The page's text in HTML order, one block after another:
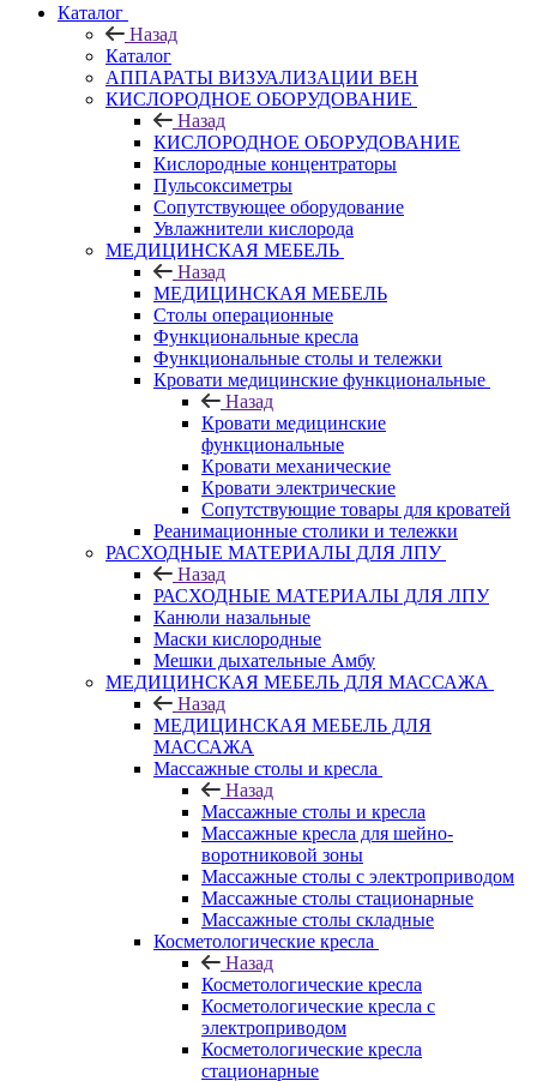
Каталог
Назад
Каталог
АППАРАТЫ ВИЗУАЛИЗАЦИИ ВЕН
КИСЛОРОДНОЕ ОБОРУДОВАНИЕ
Назад
КИСЛОРОДНОЕ ОБОРУДОВАНИЕ
Кислородные концентраторы
Пульсоксиметры
Сопутствующее оборудование
Увлажнители кислорода
МЕДИЦИНСКАЯ МЕБЕЛЬ
Назад
МЕДИЦИНСКАЯ МЕБЕЛЬ
Столы операционные
Функциональные кресла
Функциональные столы и тележки
Кровати медицинские функциональные
Назад
Кровати медицинские
функциональные
Кровати механические
Кровати электрические
Сопутствующие товары для кроватей
Реанимационные столики и тележки
РАСХОДНЫЕ МАТЕРИАЛЫ ДЛЯ ЛПУ
Назад
РАСХОДНЫЕ МАТЕРИАЛЫ ДЛЯ ЛПУ
Канюли назальные
Маски кислородные
Мешки дыхательные Амбу
МЕДИЦИНСКАЯ МЕБЕЛЬ ДЛЯ МАССАЖА
Назад
МЕДИЦИНСКАЯ МЕБЕЛЬ ДЛЯ
МАССАЖА
Массажные столы и кресла
Назад
Массажные столы и кресла
Массажные кресла для шейно-
воротниковой зоны
Массажные столы с электроприводом
Массажные столы стационарные
Массажные столы складные
Косметологические кресла
Назад
Косметологические кресла
Косметологические кресла с
электроприводом
Косметологические кресла
стационарные